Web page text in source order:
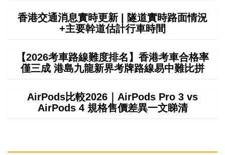
香港交通消息實時更新 | 隧道實時路面情況
+主要幹道估計行車時間
【2026考車路線難度排名】香港考車合格率
僅三成 港島九龍新界考牌路線易中難比拼
AirPods比較2026｜AirPods Pro 3 vs
AirPods 4 規格售價差異一文睇清